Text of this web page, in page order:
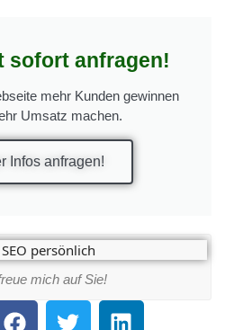
sofort anfragen!
mehr Kunden gewinnen
Umsatz machen.
Infos anfragen!
mich auf Sie!